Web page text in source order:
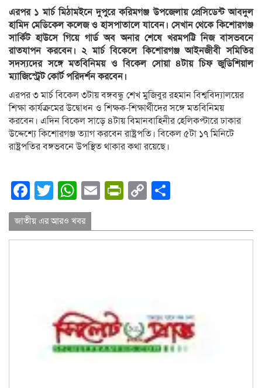
এরপর ১ মার্চ মিঠামইনে দুপুরে করিমগঞ্জ উপজেলায় প্রেসিডেন্ট আবদুল
হামিদ মেডিকেল কলেজ ও হাসপাতালে যাবেন। সেখান থেকে কিশোরগঞ্জ
সার্কিট হাউসে গিয়ে গার্ড অব অনার শেষে খরমপট্টি নিজ বাসভবনে
রাতযাপন করবেন। ২ মার্চ বিকেলে কিশোরগঞ্জ আইনজীবী সমিতির
সদস্যদের সঙ্গে মতবিনিময় ও বিকেল সোয়া ৪টায় চিফ জুডিশিয়াল
ম্যাজিস্ট্রেট কোর্ট পরিদর্শন করবেন।
এরপর ৩ মার্চ বিকেল ৩টায় বঙ্গবন্ধু শেখ মুজিবুর রহমান বিশ্ববিদ্যালয়ের
শিক্ষা কার্যক্রমের উদ্বোধন ও শিক্ষক-শিক্ষার্থীদের সঙ্গে মতবিনিময়
করবেন। এদিন বিকেল সাড়ে ৪টায় বিমানবাহিনীর হেলিকপ্টারে ঢাকার
উদ্দেশ্যে কিশোরগঞ্জ ত্যাগ করবেন রাষ্ট্রপতি। বিকেল ৫টা ১৭ মিনিটে
রাষ্ট্রপতির বঙ্গভবনে উপস্থিত থাকার কথা রয়েছে।
Facebook
Twitter
WhatsApp
EmailPrintFriendly
Copy
জাতীয় এর আরও খবর